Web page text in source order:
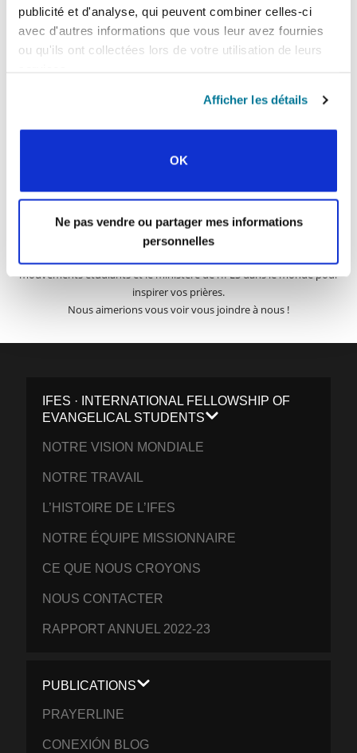
publicité et d'analyse, qui peuvent combiner celles-ci
avec d'autres informations que vous leur avez fournies
ou qu'ils ont collectées lors de votre utilisation de leurs
Afficher les détails
OK
Ne pas vendre ou partager mes informations
personnelles
INSCRIVEZ-VOUS À PRAYERLINE
Prénom:
Adresse e-mail:
ENVOYER
mouvements étudiants et le ministère de l’IFES dans le monde pour
inspirer vos prières.
Nous aimerions vous voir vous joindre à nous !
IFES · INTERNATIONAL FELLOWSHIP OF
EVANGELICAL STUDENTS
NOTRE VISION MONDIALE
NOTRE TRAVAIL
L’HISTOIRE DE L’IFES
NOTRE ÉQUIPE MISSIONNAIRE
CE QUE NOUS CROYONS
NOUS CONTACTER
RAPPORT ANNUEL 2022-23
PUBLICATIONS
PRAYERLINE
CONEXIÓN BLOG